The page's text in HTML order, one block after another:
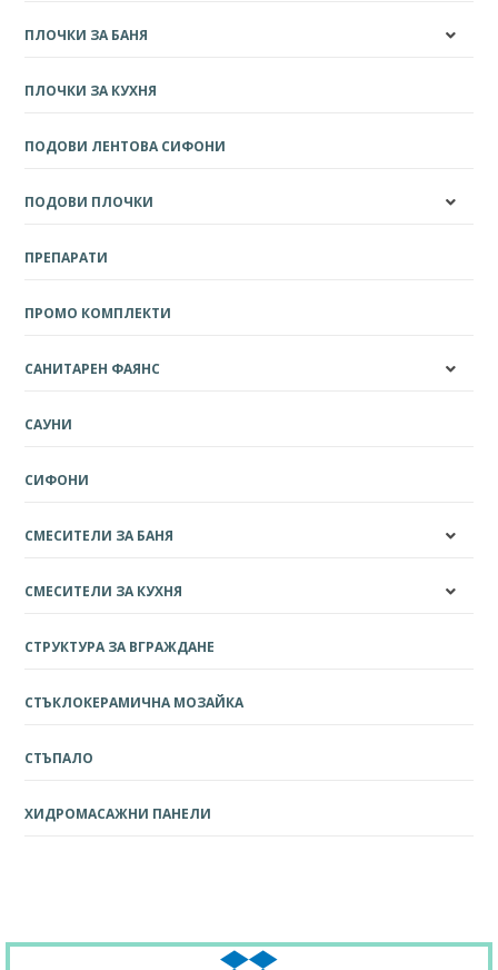
ПЛОЧКИ ЗА БАНЯ
ПЛОЧКИ ЗА КУХНЯ
ПОДОВИ ЛЕНТОВА СИФОНИ
ПОДОВИ ПЛОЧКИ
ПРЕПАРАТИ
ПРОМО КОМПЛЕКТИ
САНИТАРЕН ФАЯНС
САУНИ
СИФОНИ
СМЕСИТЕЛИ ЗА БАНЯ
СМЕСИТЕЛИ ЗА КУХНЯ
СТРУКТУРА ЗА ВГРАЖДАНЕ
СТЪКЛОКЕРАМИЧНА МОЗАЙКА
СТЪПАЛО
ХИДРОМАСАЖНИ ПАНЕЛИ